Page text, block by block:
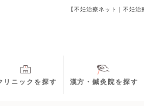
【不妊治療ネット｜不妊
リニックを探す 漢方・鍼灸院を探す